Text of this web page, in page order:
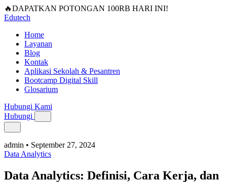
🔥DAPATKAN POTONGAN 100RB HARI INI!
Edutech
Home
Layanan
Blog
Kontak
Aplikasi Sekolah & Pesantren
Bootcamp Digital Skill
Glosarium
Hubungi Kami
Hubungi
admin • September 27, 2024
Data Analytics
Data Analytics: Definisi, Cara Kerja, dan